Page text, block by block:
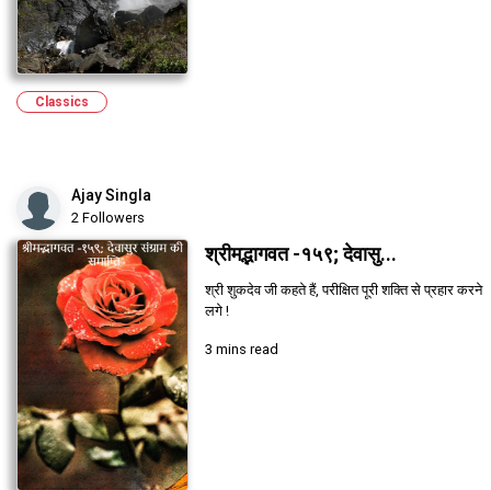
Classics
Ajay Singla
2 Followers
श्रीमद्भागवत -१५९; देवासु...
श्री शुकदेव जी कहते हैं, परीक्षित पूरी शक्ति से प्रहार करने
लगे !
3 mins read